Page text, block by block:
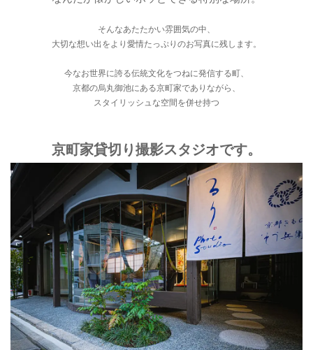
そんなあたたかい雰囲気の中、
大切な想い出をより愛情たっぷりのお写真に残します。
今なお世界に誇る伝統文化をつねに発信する町、
京都の烏丸御池にある京町家でありながら、
スタイリッシュな空間を併せ持つ
京町家貸切り撮影スタジオです。